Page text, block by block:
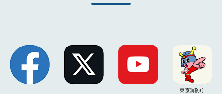
東京消防庁